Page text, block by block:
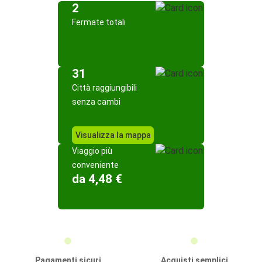
2
Fermate totali
31
Città raggiungibili
senza cambi
Visualizza la mappa
Viaggio più
conveniente
da 4,48 €